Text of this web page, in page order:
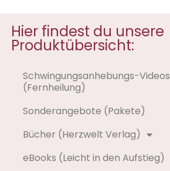
Hier findest du unsere
Produktübersicht:
Schwingungsanhebungs-Videos
(Fernheilung)
Sonderangebote (Pakete)
Bücher (Herzwelt Verlag)
eBooks (Leicht in den Aufstieg)